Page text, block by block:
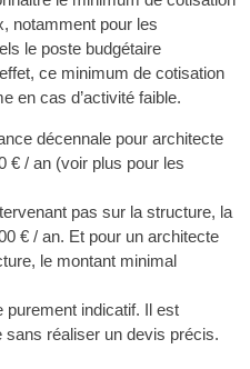
notamment pour les
le poste budgétaire
ce minimum de cotisation
en cas d’activité faible.
décennale pour architecte
€ / an (voir plus pour les
pas sur la structure, la
€ / an. Et pour un architecte
le montant minimal
indicatif. Il est
sans réaliser un devis précis.